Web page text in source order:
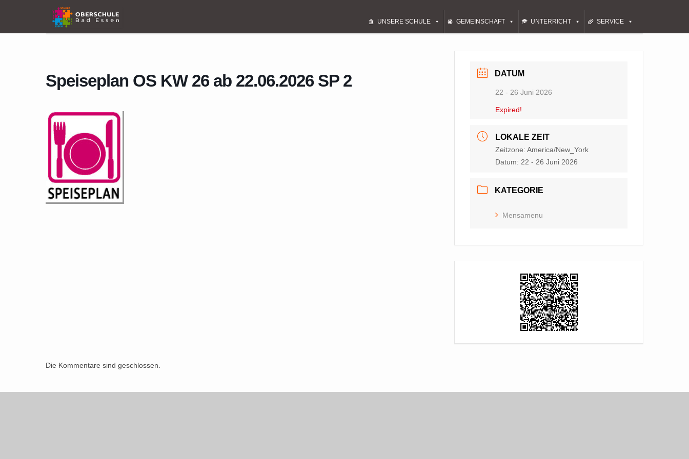
UNSERE SCHULE GEMEINSCHAFT UNTERRICHT SERVICE
Home Events Speiseplan OS KW 26 ab 22.06.2026 SP 2
Speiseplan OS KW 26 ab 22.06.2026 SP 2 DATUM
22 - 26 Juni 2026
Expired!
LOKALE ZEIT
Zeitzone:America/New_York
Datum: 22 - 26 Juni 2026
KATEGORIE
Mensamenu
Die Kommentare sind geschlossen.